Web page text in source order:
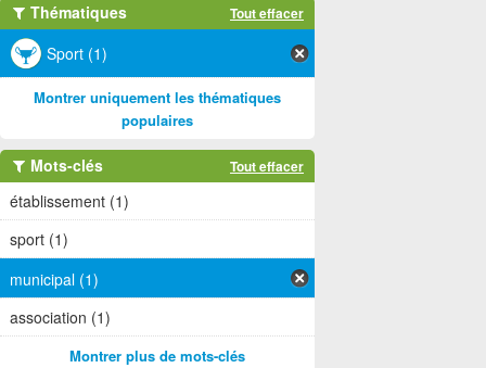
Thématiques Tout effacer
Sport (1)
Montrer uniquement les thématiques
populaires
Mots-clés Tout effacer
établissement (1)
sport (1)
municipal (1)
association (1)
Montrer plus de mots-clés